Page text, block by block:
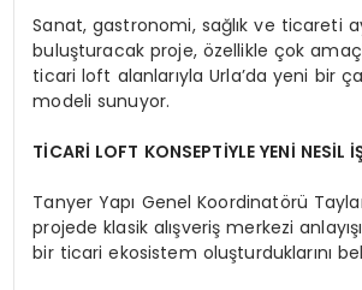
Sanat, gastronomi, sağlık ve ticareti
buluşturacak proje, özellikle çok
ticari loft alanlarıyla Urla’da yeni bir
modeli sunuyor.
TİCARİ LOFT KONSEPTİYLE YENİ NESİL
Tanyer Yapı Genel Koordinatörü
projede klasik alışveriş merkezi
bir ticari ekosistem oluşturduklarını